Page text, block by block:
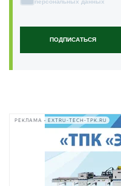
ПОДПИСАТЬСЯ
персональных данных
РЕКЛАМА • EXTRU-TECH-TPK.RU